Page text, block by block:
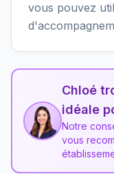
vous pouvez
Chloé
idéale
Notre
vous